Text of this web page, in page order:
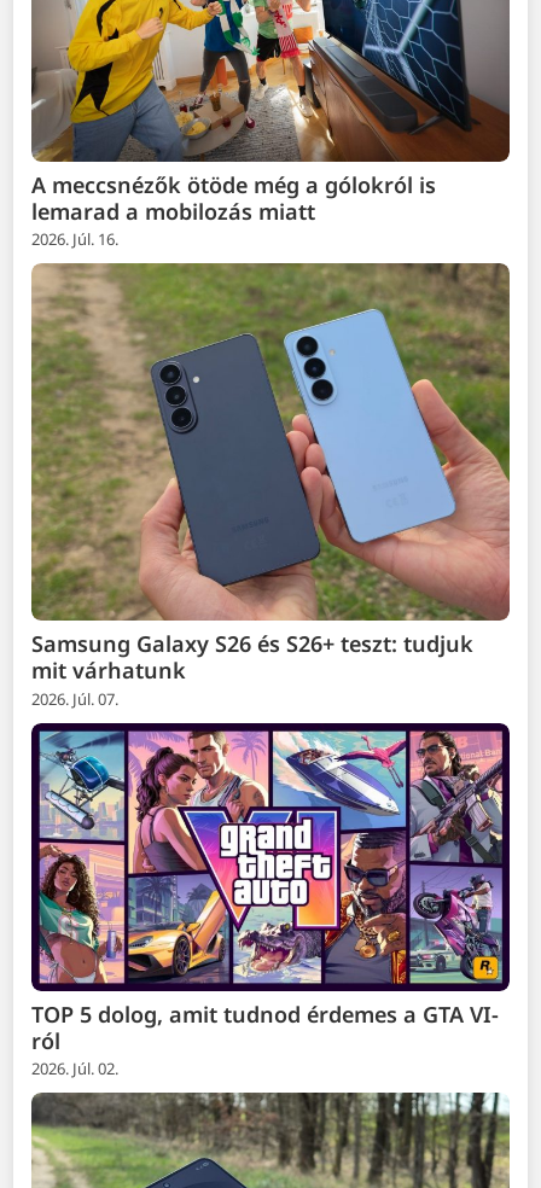
A meccsnézők ötöde még a gólokról is
lemarad a mobilozás miatt
2026. Júl. 16.
Samsung Galaxy S26 és S26+ teszt: tudjuk
mit várhatunk
2026. Júl. 07.
TOP 5 dolog, amit tudnod érdemes a GTA VI-
ról
2026. Júl. 02.